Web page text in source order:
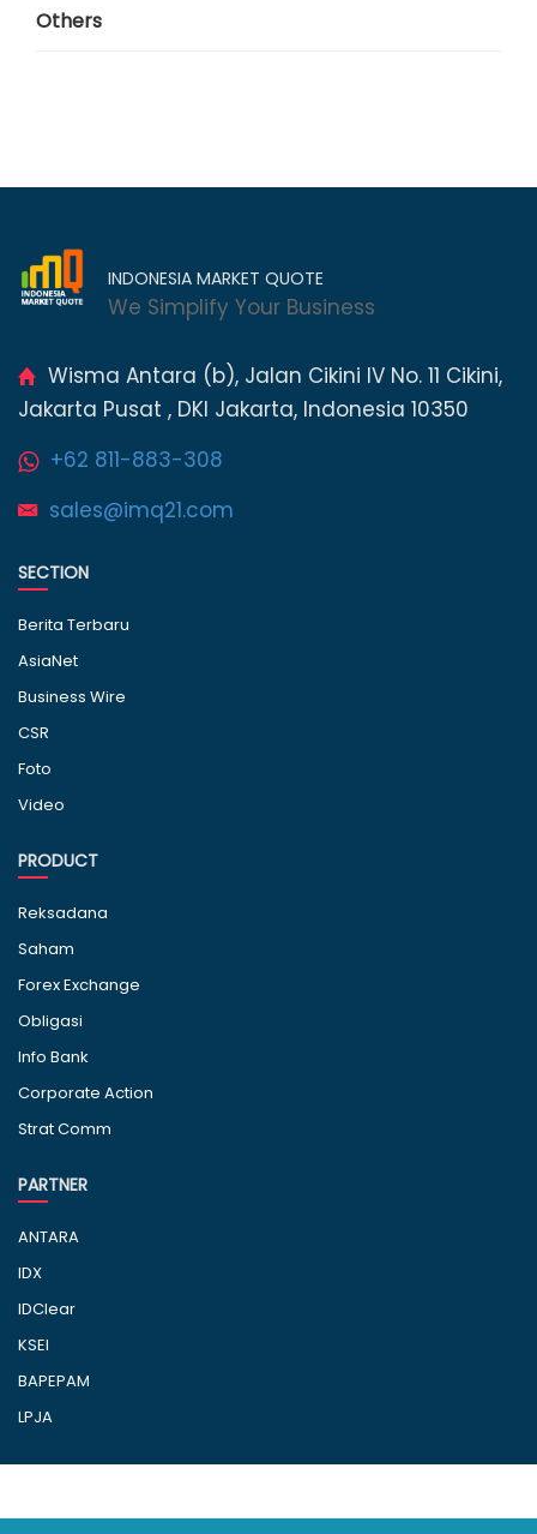
Others
INDONESIA MARKET QUOTE
We Simplify Your Business
Wisma Antara (b), Jalan Cikini IV No. 11 Cikini,
Jakarta Pusat , DKI Jakarta, Indonesia 10350
+62 811-883-308
sales@imq21.com
SECTION
Berita Terbaru
AsiaNet
Business Wire
CSR
Foto
Video
PRODUCT
Reksadana
Saham
Forex Exchange
Obligasi
Info Bank
Corporate Action
Strat Comm
PARTNER
ANTARA
IDX
IDClear
KSEI
BAPEPAM
LPJA